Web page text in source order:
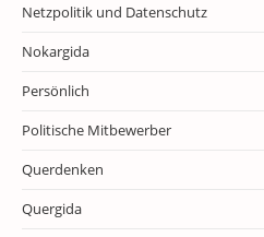
Netzpolitik und Datenschutz
Nokargida
Persönlich
Politische Mitbewerber
Querdenken
Quergida